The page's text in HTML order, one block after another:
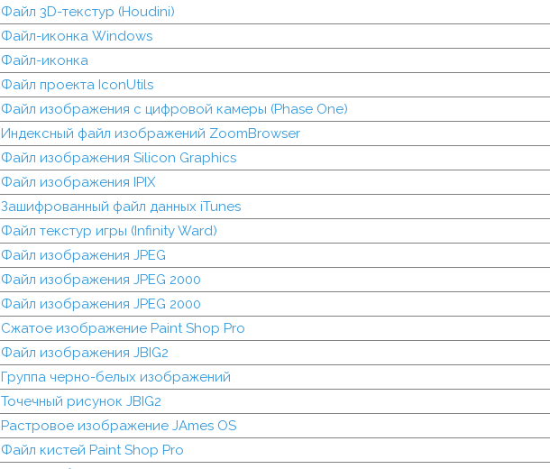
Файл 3D-текстур (Houdini)
Файл-иконка Windows
Файл-иконка
Файл проекта IconUtils
Файл изображения с цифровой камеры (Phase One)
Индексный файл изображений ZoomBrowser
Файл изображения Silicon Graphics
Файл изображения IPIX
Зашифрованный файл данных iTunes
Файл текстур игры (Infinity Ward)
Файл изображения JPEG
Файл изображения JPEG 2000
Файл изображения JPEG 2000
Сжатое изображение Paint Shop Pro
Файл изображения JBIG2
Группа черно-белых изображений
Точечный рисунок JBIG2
Растровое изображение JAmes OS
Файл кистей Paint Shop Pro